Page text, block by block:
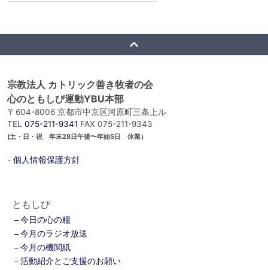
宗教法人 カトリック善き牧者の会
心のともしび運動YBU本部
〒604-8006 京都市中京区河原町三条上ル
TEL 075-211-9341 FAX 075-211-9343
(土・日・祝 年末28日午後〜年始5日 休業）
- 個人情報保護方針
ともしび
今日の心の糧
今月のラジオ放送
今月の機関紙
活動紹介とご支援のお願い